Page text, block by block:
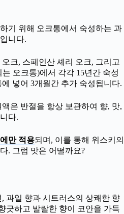
기 위해 오크통에서 숙성하는 과
니다.
크, 스페인산 셰리 오크, 그리고
오크통)에서 각각 15년간 숙성
넣어 3개월간 추가 숙성됩니다.
은 반절을 항상 보관하여 향, 맛,
다.
만 적용되며, 이를 통해 위스키의
. 그럼 맛은 어떨까요?
과일 향과 시트러스의 상쾌한 향
긋하고 발랄한 향이 코안을 가득